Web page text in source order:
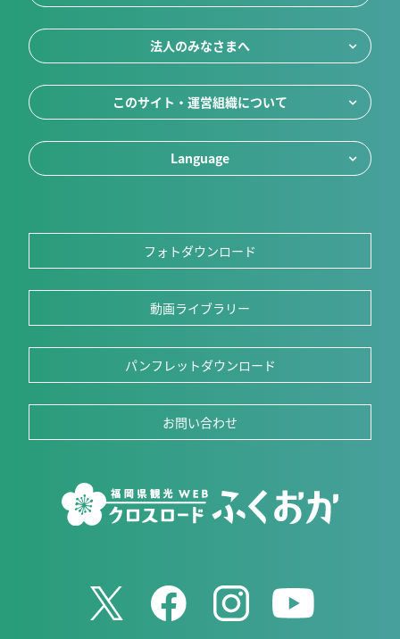
法人のみなさまへ
このサイト・運営組織について
Language
フォトダウンロード
動画ライブラリー
パンフレットダウンロード
お問い合わせ